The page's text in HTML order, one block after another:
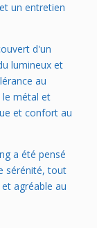
un entretien
d'un
lumineux et
au
le métal et
et confort au
a été pensé
sérénité, tout
agréable au